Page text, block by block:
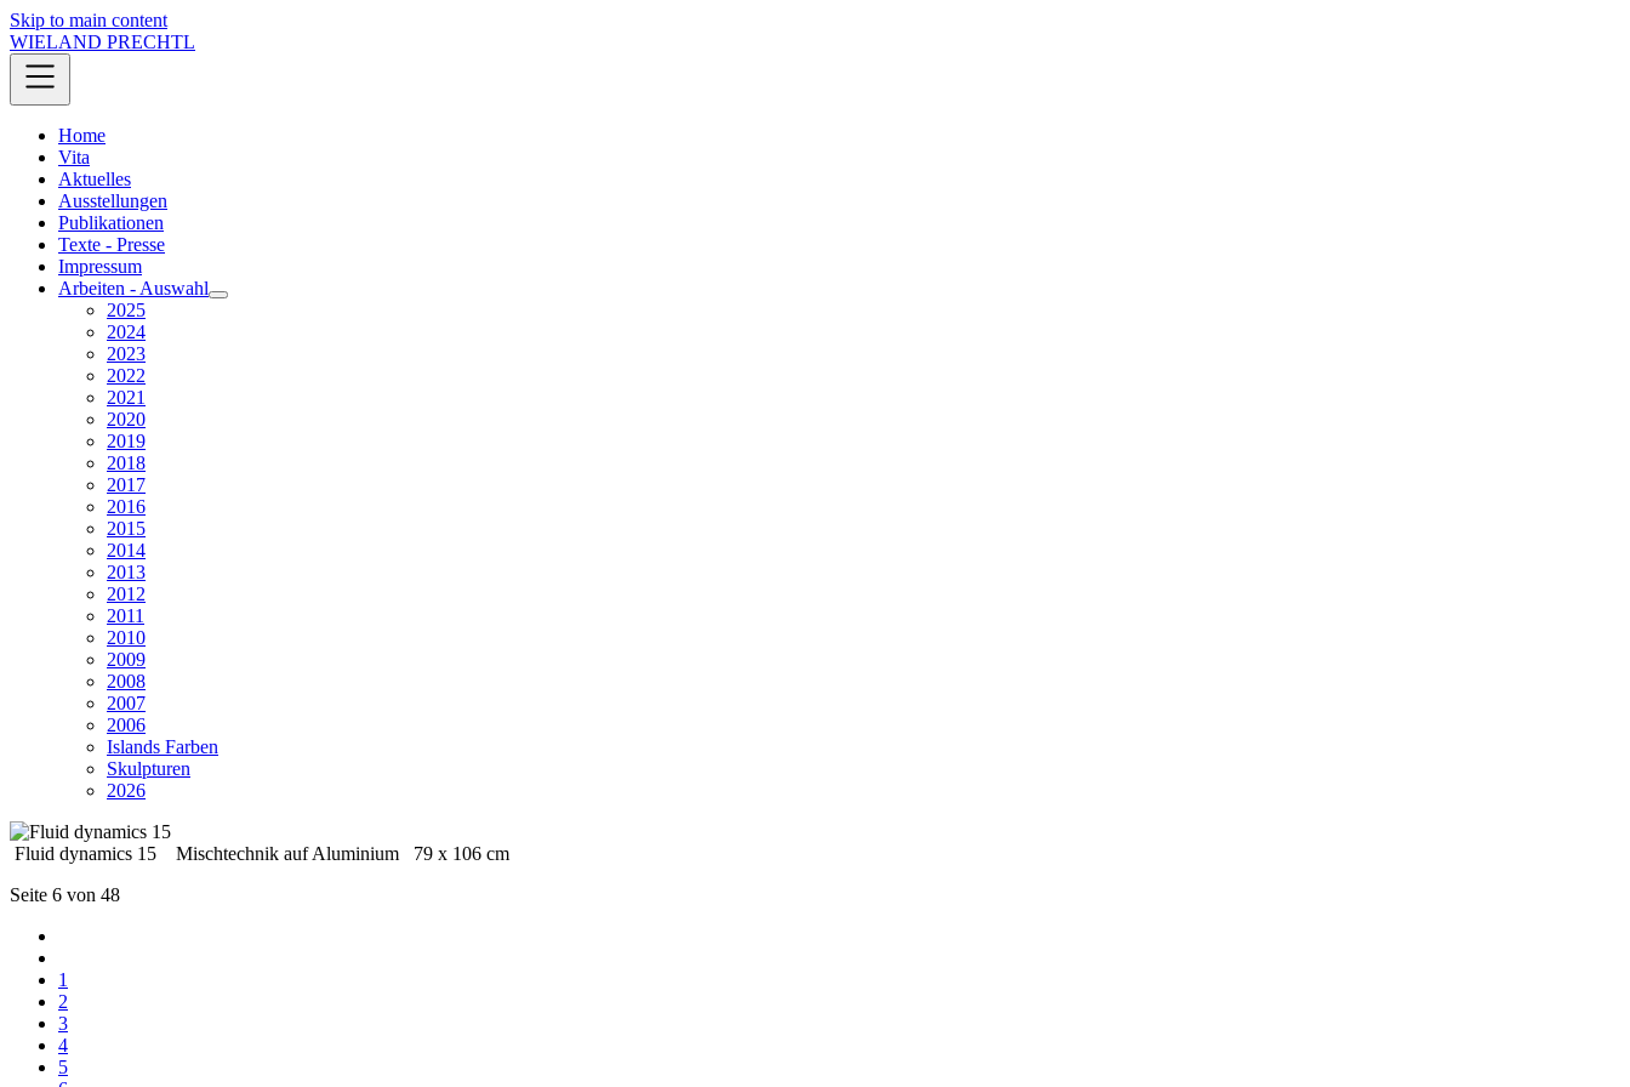
Skip to main content
WIELAND PRECHTL
Home
Vita
Aktuelles
Ausstellungen
Publikationen
Texte - Presse
Impressum
Arbeiten - Auswahl
2025
2024
2023
2022
2021
2020
2019
2018
2017
2016
2015
2014
2013
2012
2011
2010
2009
2008
2007
2006
Islands Farben
Skulpturen
2026
Fluid dynamics 15 Mischtechnik auf Aluminium 79 x 106 cm
Seite 6 von 48
1
2
3
4
5